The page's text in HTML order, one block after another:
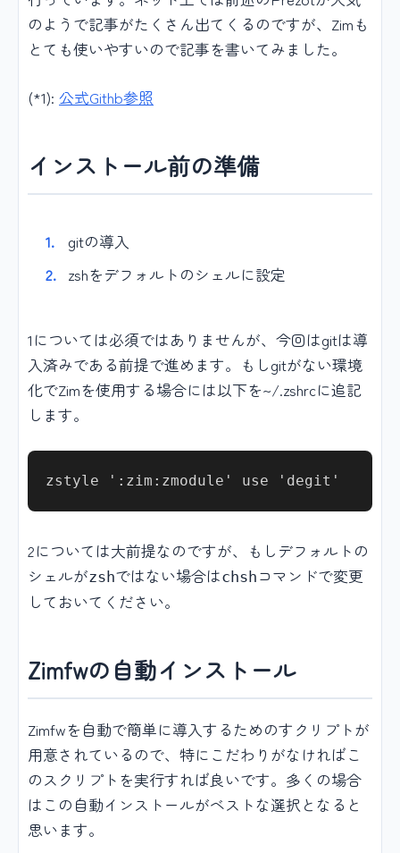
のようで記事がたくさん出てくるのですが、Zimも
とても使いやすいので記事を書いてみました。
(*1): 公式Githb参照
インストール前の準備
gitの導入
zshをデフォルトのシェルに設定
1については必須ではありませんが、今回はgitは導
入済みである前提で進めます。もしgitがない環境
化でZimを使用する場合には以下を~/.zshrcに追記
します。
2については大前提なのですが、もしデフォルトの
シェルがzshではない場合はchsh コマンドで変更
しておいてください。
Zimfwの自動インストール
Zimfwを自動で簡単に導入するためのすクリプトが
用意されているので、特にこだわりがなければこ
のスクリプトを実行すれば良いです。多くの場合
はこの自動インストールがベストな選択となると
思います。